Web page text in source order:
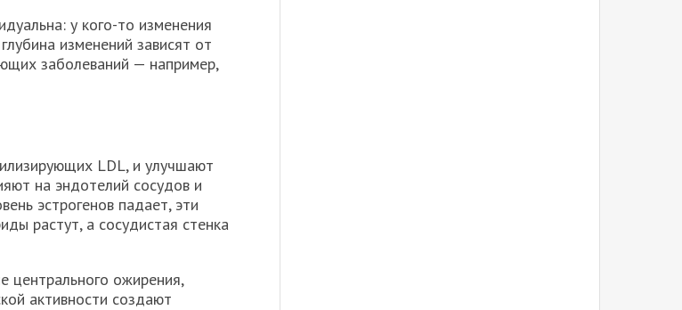
у кого-то изменения
изменений зависят от
заболеваний — например,
LDL, и улучшают
на эндотелий сосудов и
эстрогенов падает, эти
растут, а сосудистая стенка
центрального ожирения,
активности создают